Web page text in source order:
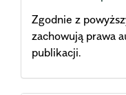
Zgodnie z
zachowują prawa
publikacji.